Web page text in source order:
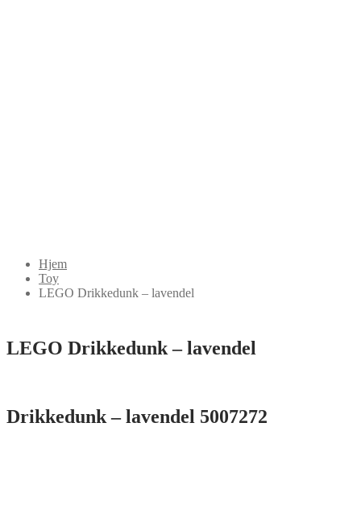
Hjem
Toy
LEGO Drikkedunk – lavendel
LEGO Drikkedunk – lavendel
Drikkedunk – lavendel 5007272